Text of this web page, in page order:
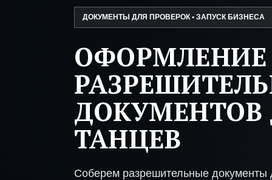
ДОКУМЕНТЫ ДЛЯ ПРОВЕРОК • ЗАПУСК БИЗНЕСА
ОФОРМЛЕНИЕ
ДОКУМЕНТОВ
ТАНЦЕВ
Соберем разрешительные документы